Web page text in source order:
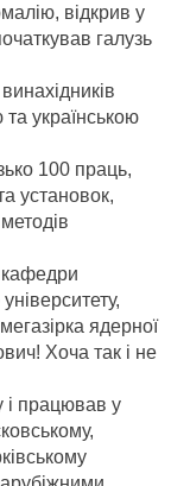
відкрив у
галузь
українською
100 праць,
установок,
ядерної
Хоча так і не
і працював у